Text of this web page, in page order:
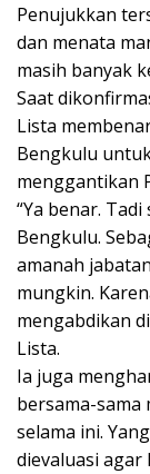
Penujukkan
dan menata
masih banyak
Saat
Lista
Bengkulu
menggantikan
“Ya benar.
Bengkulu.
amanah
mungkin.
mengabdikan
Lista.
Ia juga
bersama-sama
selama ini.
dievaluasi agar